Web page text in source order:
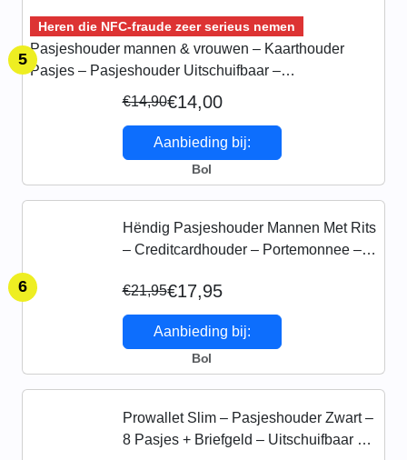
5
Heren die NFC-fraude zeer serieus nemen
Pasjeshouder mannen & vrouwen – Kaarthouder
Pasjes – Pasjeshouder Uitschuifbaar –
Creditcardhouder – RFID Pasjeshouder Aluminium –
€14,90€14,00
Aanbieding bij:
Bol
6
Hëndig Pasjeshouder Mannen Met Rits
– Creditcardhouder – Portemonnee –
Uitschuifbaar – Kaarthouder – Brief- &
Muntgeld 11…
€21,95€17,95
Aanbieding bij:
Bol
Prowallet Slim – Pasjeshouder Zwart –
8 Pasjes + Briefgeld – Uitschuifbaar –